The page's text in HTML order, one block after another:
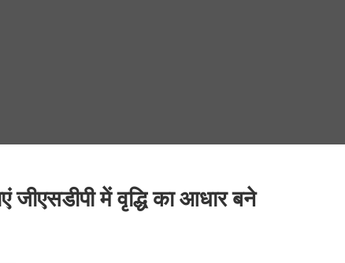
जीएसडीपी में वृद्धि का आधार बने